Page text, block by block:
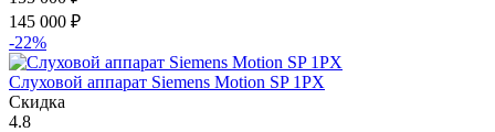
145 000 ₽
-22%
Слуховой аппарат Siemens Motion SP 1PX
Скидка
4.8